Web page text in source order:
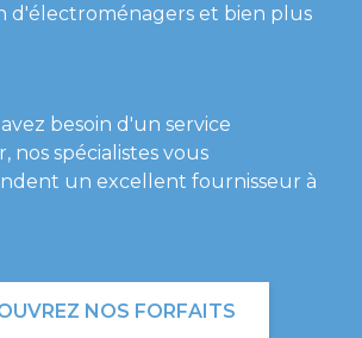
d'électroménagers et bien plus
besoin d'un service
nos spécialistes vous
un excellent fournisseur à
NOS FORFAITS